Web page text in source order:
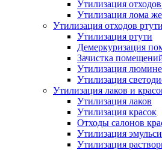
Утилизация
Утилизация лома
Утилизация отходов ртути
Утилизация ртути
Демеркуризация
Зачистка
Утилизация
Утилизация
Утилизация лаков и
Утилизация лаков
Утилизация красок
Отходы салонов
Утилизация
Утилизация